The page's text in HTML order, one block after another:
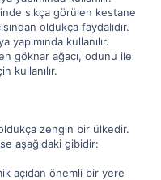
sıkça görülen kestane
oldukça faydalıdır.
kullanılır.
göknar ağacı, odunu ile
kullanılır.
zengin bir ülkedir.
aşağıdaki gibidir:
açıdan önemli bir yere